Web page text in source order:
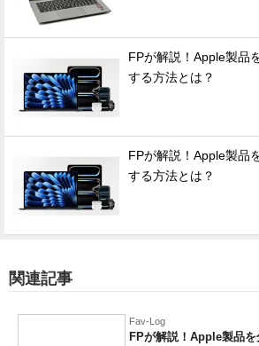
FPが解説！Apple製品
する方法とは？
FPが解説！Apple製品
する方法とは？
関連記事
Fav-Log
FPが解説！Apple製品